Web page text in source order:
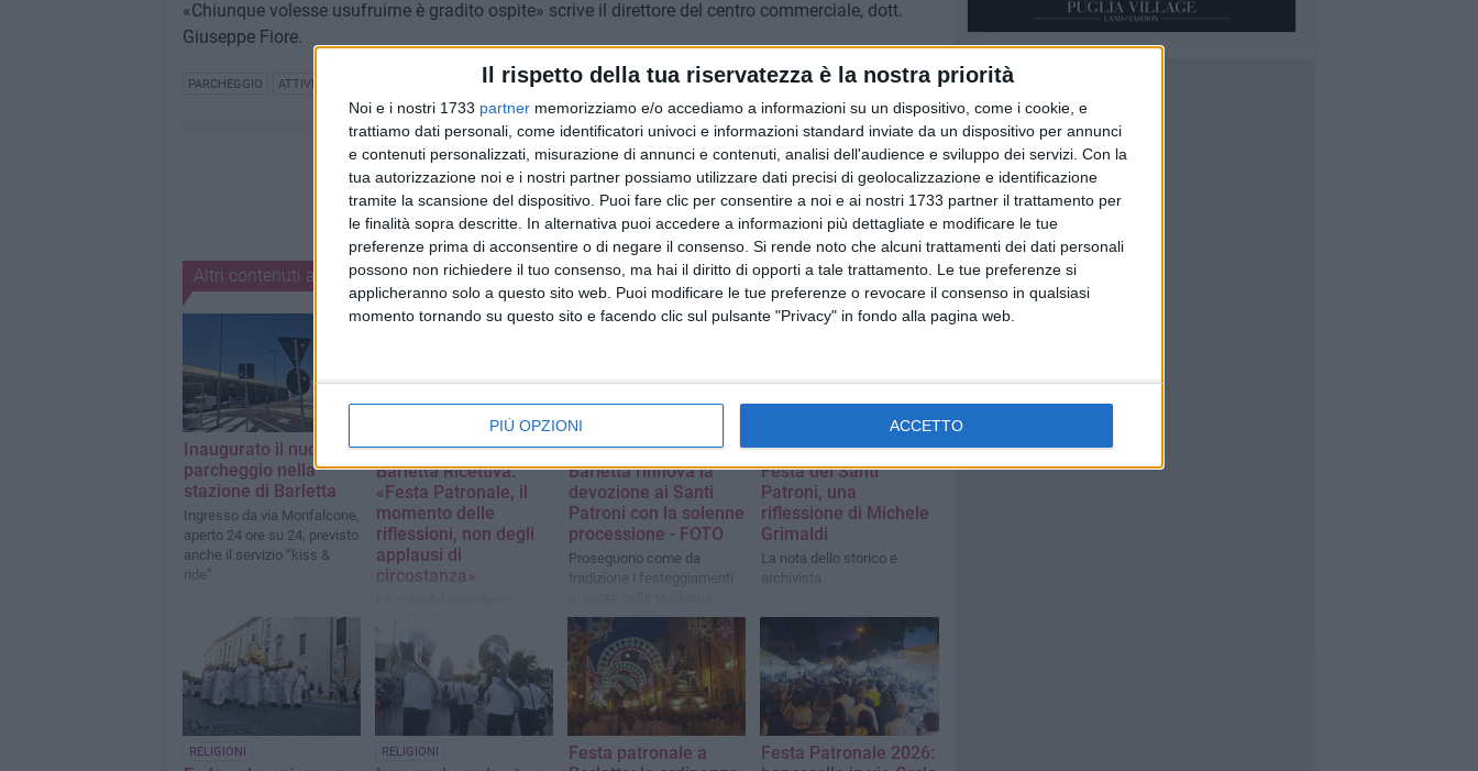
Il rispetto della tua riservatezza è la nostra priorità
Noi e i nostri 1733 partner memorizziamo e/o accediamo a informazioni su un dispositivo, come i cookie, e
trattiamo dati personali, come identificatori univoci e informazioni standard inviate da un dispositivo per annunci
e contenuti personalizzati, misurazione di annunci e contenuti, analisi dell'audience e sviluppo dei servizi. Con la
tua autorizzazione noi e i nostri partner possiamo utilizzare dati precisi di geolocalizzazione e identificazione
tramite la scansione del dispositivo. Puoi fare clic per consentire a noi e ai nostri 1733 partner il trattamento per
le finalità sopra descritte. In alternativa puoi accedere a informazioni più dettagliate e modificare le tue
preferenze prima di acconsentire o di negare il consenso. Si rende noto che alcuni trattamenti dei dati personali
possono non richiedere il tuo consenso, ma hai il diritto di opporti a tale trattamento. Le tue preferenze si
applicheranno solo a questo sito web. Puoi modificare le tue preferenze o revocare il consenso in qualsiasi
momento tornando su questo sito e facendo clic sul pulsante "Privacy" in fondo alla pagina web.
PIÙ OPZIONI ACCETTO
«Chiunque volesse usufruirne è gradito ospite» scrive il direttore del centro commerciale, dott.
Giuseppe Fiore.
PARCHEGGIO ATTIVITÀ COMMERCIALE FESTA PATRONALE
Altri contenuti a tema
Inaugurato il nuovo
parcheggio nella
stazione di Barletta
Ingresso da via Monfalcone,
aperto 24 ore su 24, previsto
anche il servizio “kiss &
ride”
ASSOCIAZIONI
Barletta Ricettiva:
«Festa Patronale, il
momento delle
riflessioni, non degli
applausi di
circostanza»
RELIGIONI
Barletta rinnova la
devozione ai Santi
Patroni con la solenne
processione - FOTO
Proseguono come da
tradizione i festeggiamenti
dello Sterpeto e San
Ruggero Vescovo
RELIGIONI
Festa dei Santi
Patroni, una
riflessione di Michele
Grimaldi
La nota dello storico e
archivista
RELIGIONI RELIGIONI
Festa patronale a
Festa Patronale 2026: